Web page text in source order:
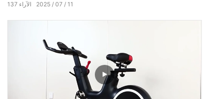
2025 07 11
137 الآراء